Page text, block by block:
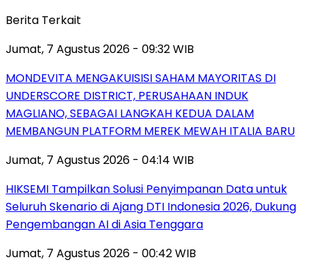
Berita Terkait
Jumat, 7 Agustus 2026 - 09:32 WIB
MONDEVITA MENGAKUISISI SAHAM MAYORITAS DI
UNDERSCORE DISTRICT, PERUSAHAAN INDUK
MAGLIANO, SEBAGAI LANGKAH KEDUA DALAM
MEMBANGUN PLATFORM MEREK MEWAH ITALIA BARU
Jumat, 7 Agustus 2026 - 04:14 WIB
HIKSEMI Tampilkan Solusi Penyimpanan Data untuk
Seluruh Skenario di Ajang DTI Indonesia 2026, Dukung
Pengembangan AI di Asia Tenggara
Jumat, 7 Agustus 2026 - 00:42 WIB